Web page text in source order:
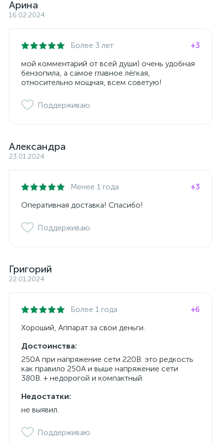
Арина
16.02.2024
Более 3 лет
+3
мой комментарий от всей души) очень удобная
бензопила, а самое главное лёгкая,
относительно мощная, всем советую!
Поддерживаю
Александра
23.01.2024
Менее 1 года
+3
Оперативная доставка! Спасибо!
Поддерживаю
Григорий
22.01.2024
Более 1 года
+6
Хороший, Аппарат за свои деньги.
Достоинства:
250А при напряжение сети 220В. это редкость
как правило 250А и выше напряжение сети
380В. + недорогой и компактный.
Недостатки:
не выявил.
Поддерживаю